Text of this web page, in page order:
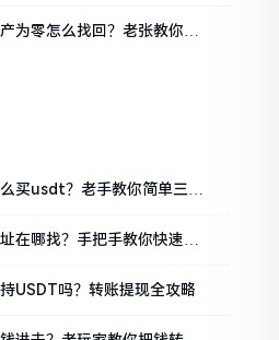
为零怎么找回？老张教你几
买usdt？老手教你简单三步
在哪找？手把手教你快速查
USDT吗？转账提现全攻略